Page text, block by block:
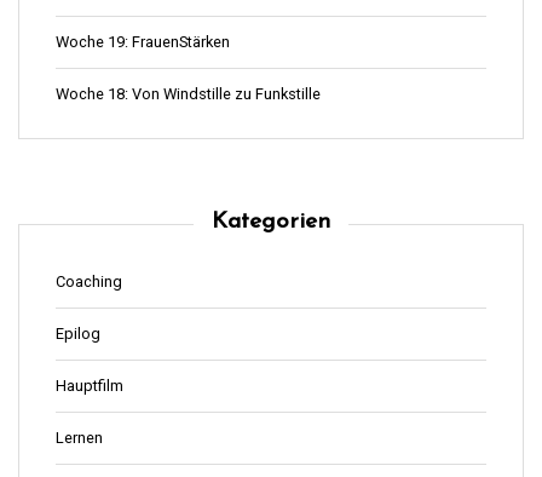
Woche 19: FrauenStärken
Woche 18: Von Windstille zu Funkstille
Kategorien
Coaching
Epilog
Hauptfilm
Lernen